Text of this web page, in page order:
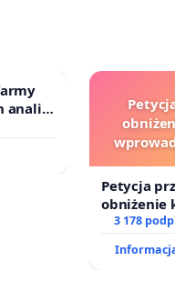
analiz i
Petycja
obniżenie
sędziów
3 178